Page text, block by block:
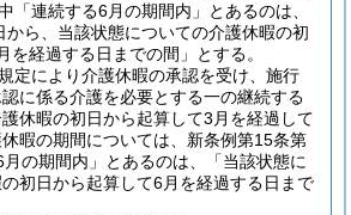
「連続する6月の期間内」とあるのは、
から、当該状態についての介護休暇の初
を経過する日までの間」とする。
定により介護休暇の承認を受け、施行
に係る介護を必要とする一の継続する
休暇の初日から起算して3月を経過して
暇の期間については、新条例第15条第
の期間内」とあるのは、「当該状態に
初日から起算して6月を経過する日まで